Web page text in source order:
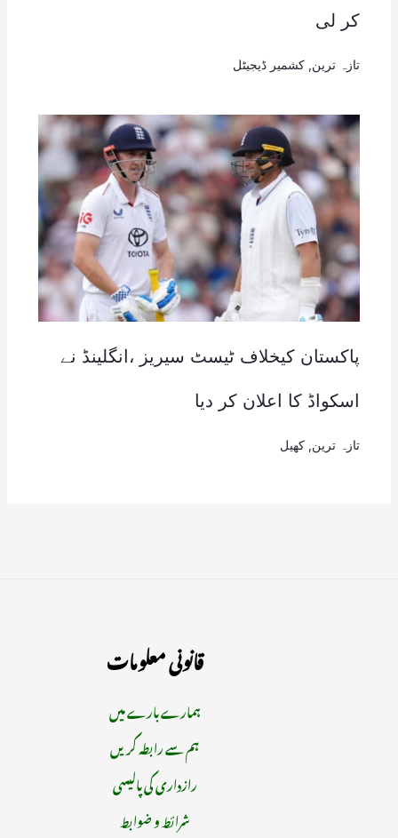
کر لی
تازہ ترین کشمیر ڈیجیٹل
پاکستان کیخلاف ٹیسٹ سیریز ،انگلینڈ نے
اسکواڈ کا اعلان کر دیا
تازہ ترین کھیل
قانونی معلومات
ہمارے بارے میں
ہم سے رابطہ کریں
رازداری کی پالیسی
شرائط و ضوابط